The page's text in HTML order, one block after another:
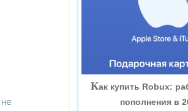
«ВНЕШПРОМБАНК»
«БАНК ГЛОБЭКС»
Как купить Robux:
пополнения в